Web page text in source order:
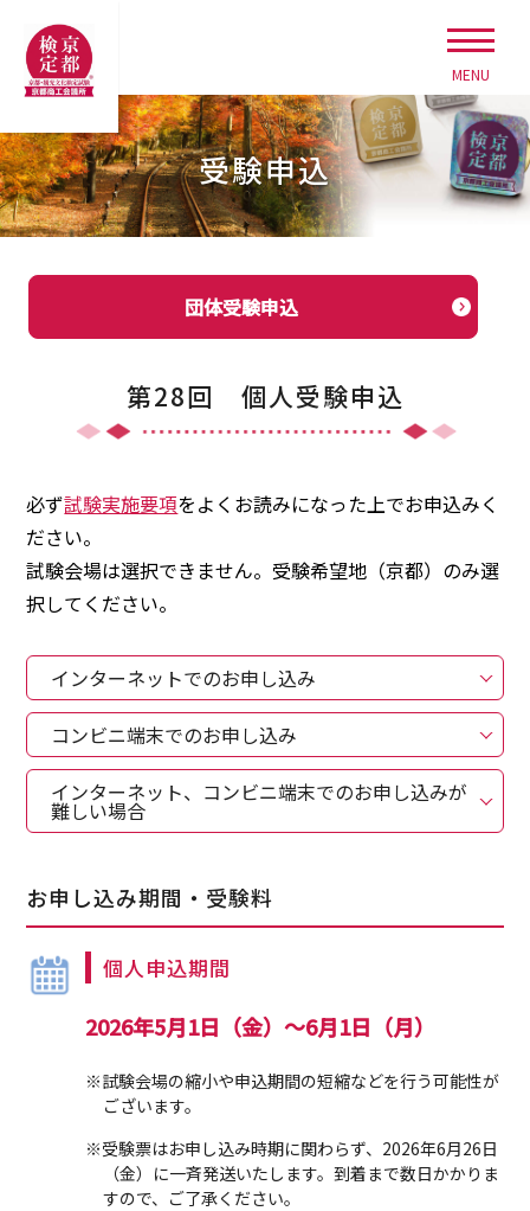
MENU
受験申込
団体受験申込
第28回 個人受験申込
必ず試験実施要項をよくお読みになった上でお申込みく
ださい。
試験会場は選択できません。受験希望地（京都）のみ選
択してください。
インターネットでのお申し込み
コンビニ端末でのお申し込み
インターネット、コンビニ端末でのお申し込みが
難しい場合
お申し込み期間・受験料
個人申込期間
2026年5月1日（金）～6月1日（月）
※試験会場の縮小や申込期間の短縮などを行う可能性が
ございます。
※受験票はお申し込み時期に関わらず、2026年6月26日
（金）に一斉発送いたします。到着まで数日かかりま
すので、ご了承ください。